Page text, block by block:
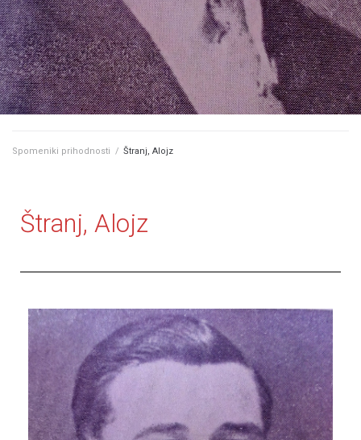
Spomeniki prihodnosti / Štranj, Alojz
Štranj, Alojz